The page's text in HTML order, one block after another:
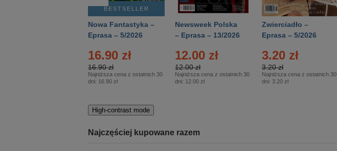
BESTSELLER
Nowa Fantastyka –
Eprasa – 5/2026
16.90 zł
16.90 zł
Najniższa cena z ostatnich 30
dni: 16.90 zł
Newsweek Polska
– Eprasa – 13/2026
12.00 zł
12.00 zł
Najniższa cena z ostatnich 30
dni: 12.00 zł
Zwierciadło –
Eprasa – 5/2026
3.20 zł
3.20 zł
Najniższa cena z ostatnich 30
dni: 3.20 zł
High-contrast mode
Najczęściej kupowane razem